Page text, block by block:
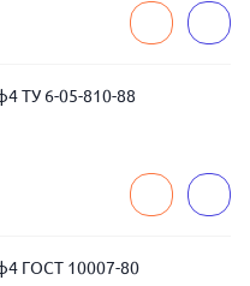
ТУ 6-05-810-88
ГОСТ 10007-80